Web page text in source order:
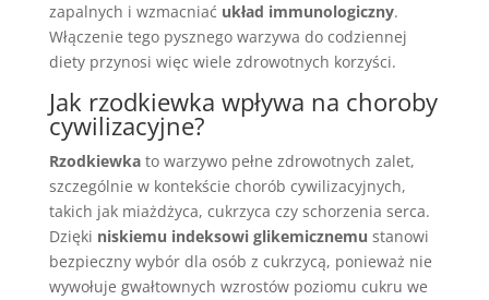
zapalnych i wzmacniać układ immunologiczny.
Włączenie tego pysznego warzywa do codziennej
diety przynosi więc wiele zdrowotnych korzyści.
Jak rzodkiewka wpływa na choroby
cywilizacyjne?
Rzodkiewkato warzywo pełne zdrowotnych zalet,
szczególnie w kontekście chorób cywilizacyjnych,
takich jak miażdżyca, cukrzyca czy schorzenia serca.
Dzięki niskiemu indeksowi glikemicznemu stanowi
bezpieczny wybór dla osób z cukrzycą, ponieważ nie
wywołuje gwałtownych wzrostów poziomu cukru we